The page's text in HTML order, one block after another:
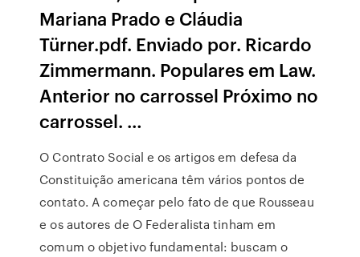
Mariana Prado e Cláudia
Türner.pdf. Enviado por. Ricardo
Zimmermann. Populares em Law.
Anterior no carrossel Próximo no
carrossel. …
O Contrato Social e os artigos em defesa da
Constituição americana têm vários pontos de
contato. A começar pelo fato de que Rousseau
e os autores de O Federalista tinham em
comum o objetivo fundamental: buscam o